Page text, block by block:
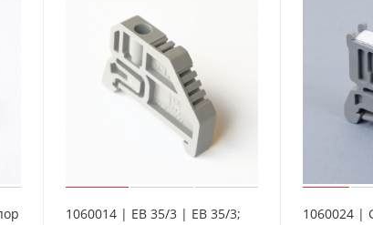
1060014 | EB 35/3 | EB 35/3;
1060024 |